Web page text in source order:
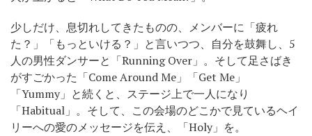
少しだけ、息切れしてきたものの、メンバーに「疲れ
た？」「もっといける？」と言いつつ、自分を鼓舞し、5
人の男性ダンサーと「Running Over」。そして足さばき
がすごかった「Come Around Me」「Get Me」
「Yummy」と続くと、ステージ上で一人になり
「Habitual」。そして、この会場のどこかで見ているヘイ
リーへの愛のメッセージを伝え、「Holy」を。